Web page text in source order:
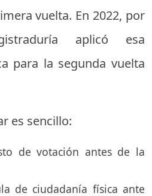
vuelta. En 2022, por
aplicó esa
para la segunda vuelta
es sencillo:
de votación antes de la
de ciudadanía física ante